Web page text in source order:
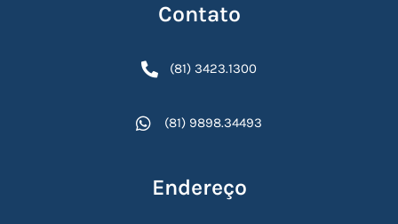
Contato
(81) 3423.1300
(81) 9898.34493
Endereço